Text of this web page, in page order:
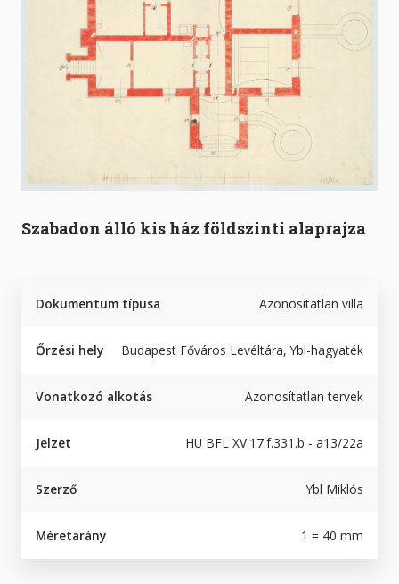
Szabadon álló kis ház földszinti alaprajza
Dokumentum típusa Azonosítatlan villa
Őrzési hely Budapest Főváros Levéltára, Ybl-hagyaték
Vonatkozó alkotás Azonosítatlan tervek
Jelzet HU BFL XV.17.f.331.b - a13/22a
Szerző Ybl Miklós
Méretarány 1 = 40 mm